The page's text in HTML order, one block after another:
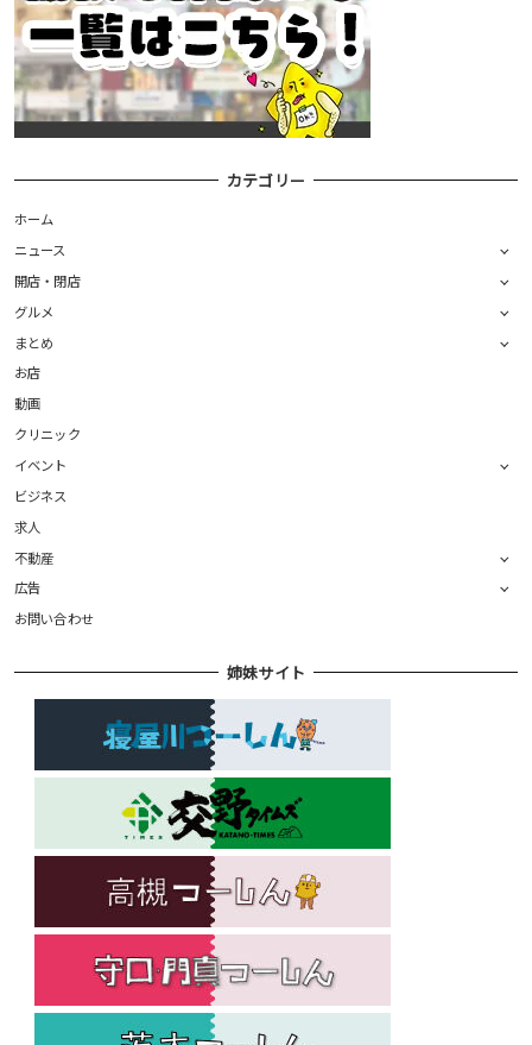
カテゴリー
ホーム
ニュース
開店・閉店
グルメ
まとめ
お店
動画
クリニック
イベント
ビジネス
求人
不動産
広告
お問い合わせ
姉妹サイト